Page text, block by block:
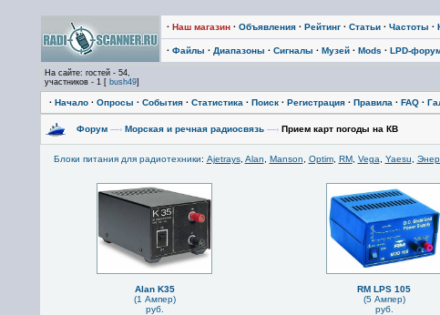
· Наш магазин· Объявления· Рейтинг· Статьи· Частоты ·
· Файлы · Диапазоны · Сигналы · Музей· Mods · LPD-
На сайте: гостей - 54,
участников - 1 [ bush49]
· Начало· Опросы · События· Статистика · Поиск· Регистрация· Правила · FAQ·
Форум —› Морская и речная радиосвязь —›Прием карт погоды на КВ
Блоки питания для радиотехники: Ajetrays, Alan Manson Optim, RM, Vega Yaesu
Alan K35
(1 Ампер)
руб.
RM LPS 105
(5 Ампер)
руб.